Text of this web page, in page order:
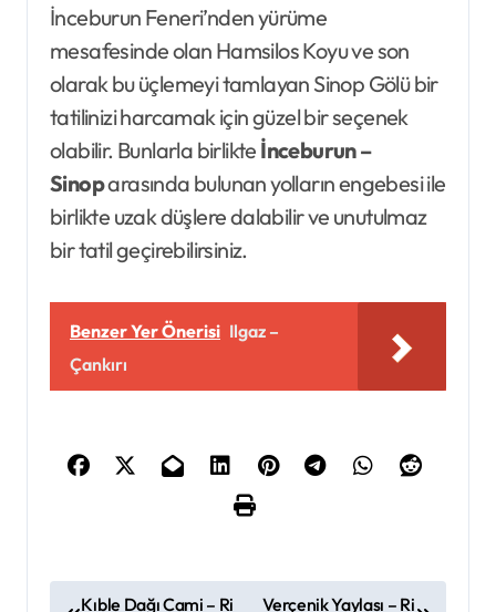
İnceburun Feneri’nden yürüme
mesafesinde olan Hamsilos Koyu ve son
olarak bu üçlemeyi tamlayan Sinop Gölü bir
tatilinizi harcamak için güzel bir seçenek
olabilir. Bunlarla birlikte İnceburun –
Sinoparasında bulunan yolların engebesi ile
birlikte uzak düşlere dalabilir ve unutulmaz
bir tatil geçirebilirsiniz.
Benzer Yer Önerisi Ilgaz –
Çankırı
Kıble Dağı Cami – Ri
Verçenik Yaylası – Ri